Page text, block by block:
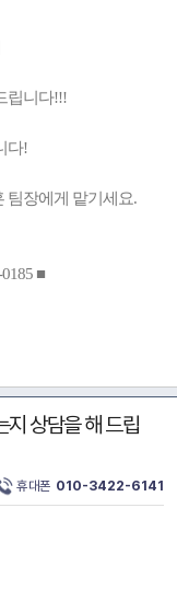
립니다!!!
다!
팀장에게 맡기세요.
■
지 상담을 해 드립
휴대폰 010-3422-6141